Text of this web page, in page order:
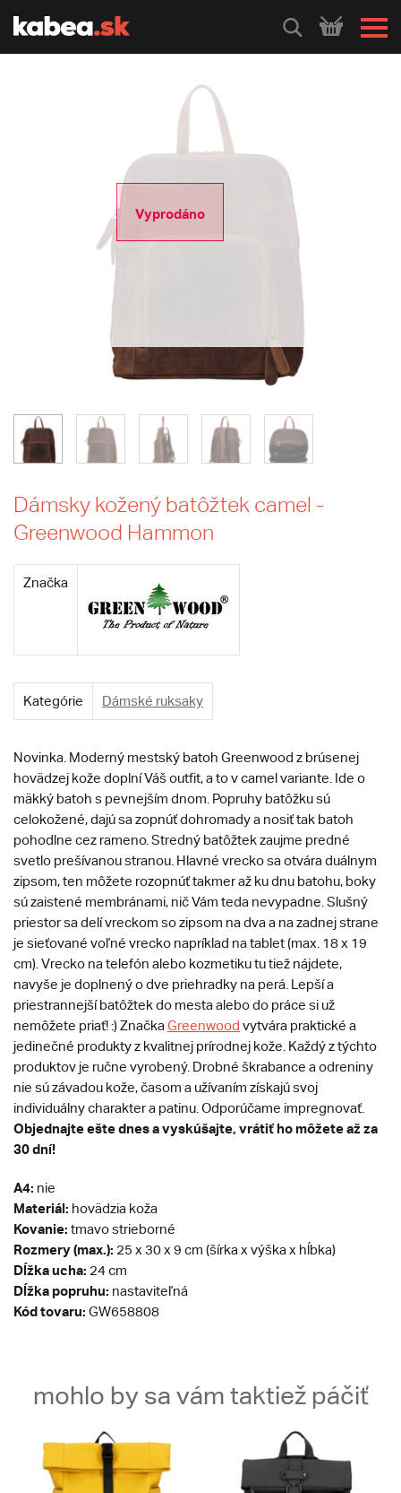
HLEDEJ
Vyprodáno
Dámsky kožený batôžtek camel -
Greenwood Hammon
Značka
Kategórie Dámské ruksaky
Novinka. Moderný mestský batoh Greenwood z brúsenej
hovädzej kože doplní Váš outfit, a to v camel variante. Ide o
mäkký batoh s pevnejším dnom. Popruhy batôžku sú
celokožené, dajú sa zopnúť dohromady a nosiť tak batoh
pohodlne cez rameno. Stredný batôžtek zaujme predné
svetlo prešívanou stranou. Hlavné vrecko sa otvára duálnym
zipsom, ten môžete rozopnúť takmer až ku dnu batohu, boky
sú zaistené membránami, nič Vám teda nevypadne. Slušný
priestor sa delí vreckom so zipsom na dva a na zadnej strane
je sieťované voľné vrecko napríklad na tablet (max. 18 x 19
cm). Vrecko na telefón alebo kozmetiku tu tiež nájdete,
navyše je doplnený o dve priehradky na perá. Lepší a
priestrannejší batôžtek do mesta alebo do práce si už
nemôžete priať! :) Značka Greenwood vytvára praktické a
jedinečné produkty z kvalitnej prírodnej kože. Každý z týchto
produktov je ručne vyrobený. Drobné škrabance a odreniny
nie sú závadou kože, časom a užívaním získajú svoj
individuálny charakter a patinu. Odporúčame impregnovať.
Objednajte ešte dnes a vyskúšajte, vrátiť ho môžete až za
30 dní!
A4: nie
Materiál: hovädzia koža
Kovanie: tmavo strieborné
Rozmery (max.): 25 x 30 x 9 cm (šírka x výška x hĺbka)
Dĺžka ucha: 24 cm
Dĺžka popruhu: nastaviteľná
Kód tovaru: GW658808
mohlo by sa vám taktiež páčiť